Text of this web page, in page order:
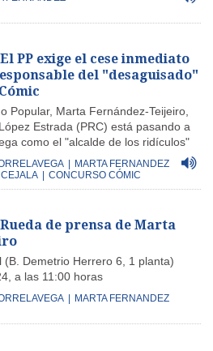
PP exige el cese inmediato
del "desaguisado"
Popular, Marta Fernández-Teijeiro,
Estrada (PRC) está pasando a
como el "alcalde de los ridículos"
MARTA FERNANDEZ
CONCURSO CÓMIC
Rueda de prensa de Marta
(B. Demetrio Herrero 6, 1 planta)
a las 11:00 horas
MARTA FERNANDEZ